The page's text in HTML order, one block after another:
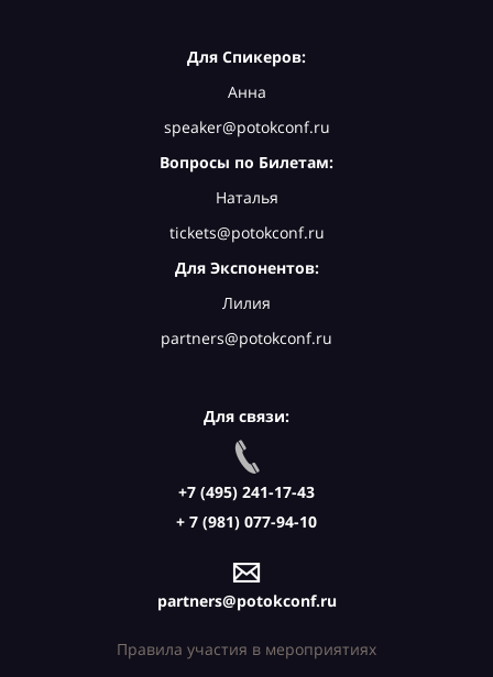
Для Спикеров:
Анна
speaker@potokconf.ru
Вопросы по Билетам:
Наталья
tickets@potokconf.ru
Для Экспонентов:
Лилия
partners@potokconf.ru
Для связи:
+7 (495) 241-17-43
+ 7 (981) 077-94-10
partners@potokconf.ru
Правила участия в мероприятиях